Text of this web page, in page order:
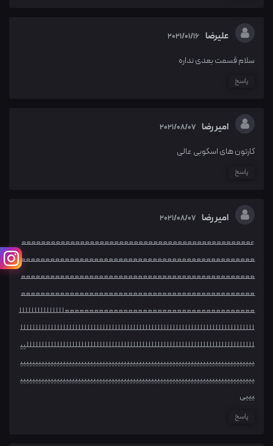
علیرضا 2021/01/16
سلام قسمت بعدی نداره
پاسخ
امیر رضا 2021/08/07
کارتون های اسکوبی عالی
پاسخ
امیر رضا 2021/08/07
عععععععععععععععععععععععععععععععععععععععععععععععع
عععععععععععععععععععععععععععععععععععععععععععععععع
عععععععععععععععععععععععععععععععععععععععععععععععع
عععععععععععععععععععععععععععععععععععععععععععععععع
عععععععععععععععععععععععععععععععععععععععللللللللللللللل
للللللللللللللللللللللللللللللللللللللللللللللللللللللللللللللللللللللللللللل
لللللللللللللللللللللللللللللللللللللللللللللللللللللللللللللللللللللللللللیی
ییییییییییییییییییییییییییییییییییییییییییییییییییییییییییییییییییییییییییییی
ییییییییییییییییییییییییییییییییییییییییییییییییییییییییییییییییییییییییییییی
یییی
پاسخ